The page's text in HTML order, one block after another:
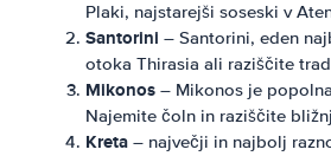
Plaki, najstarejši soseski v
Santorini – Santorini, eden
otoka Thirasia ali raziščite
Mikonos – Mikonos je
Najemite čoln in raziščite
Kreta – največji in najbolj